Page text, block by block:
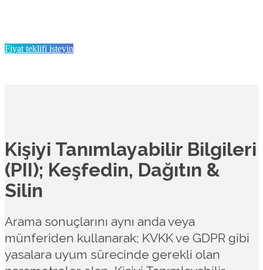
Fiyat teklifi isteyin
Kişiyi Tanımlayabilir Bilgileri
(PII); Keşfedin, Dağıtın &
Silin
Arama sonuçlarını aynı anda veya
münferiden kullanarak; KVKK ve GDPR gibi
yasalara uyum sürecinde gerekli olan